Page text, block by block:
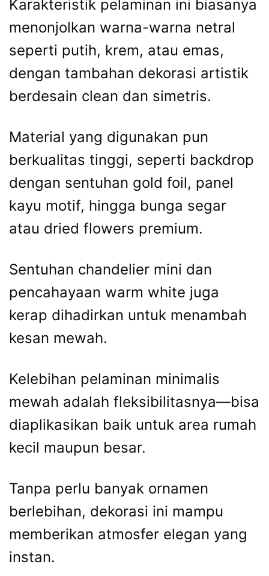
Karakteristik pelaminan ini biasanya
menonjolkan warna-warna netral
seperti putih, krem, atau emas,
dengan tambahan dekorasi artistik
berdesain clean dan simetris.
Material yang digunakan pun
berkualitas tinggi, seperti backdrop
dengan sentuhan gold foil, panel
kayu motif, hingga bunga segar
atau dried flowers premium.
Sentuhan chandelier mini dan
pencahayaan warm white juga
kerap dihadirkan untuk menambah
kesan mewah.
Kelebihan pelaminan minimalis
mewah adalah fleksibilitasnya—bisa
diaplikasikan baik untuk area rumah
kecil maupun besar.
Tanpa perlu banyak ornamen
berlebihan, dekorasi ini mampu
memberikan atmosfer elegan yang
instan.